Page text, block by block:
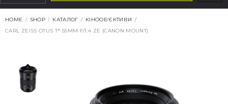
HOME / SHOP / КАТАЛОГ / КІНООБ'ЄКТИВИ /
CARL ZEISS OTUS T* 55MM F/1.4 ZE (CANON MOUNT)